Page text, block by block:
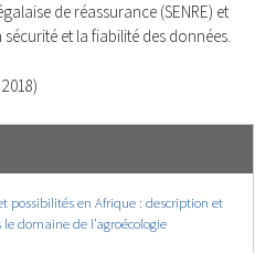
de réassurance (SENRE) et
et la fiabilité des données.
possibilités en Afrique : description et
domaine de l’agroécologie